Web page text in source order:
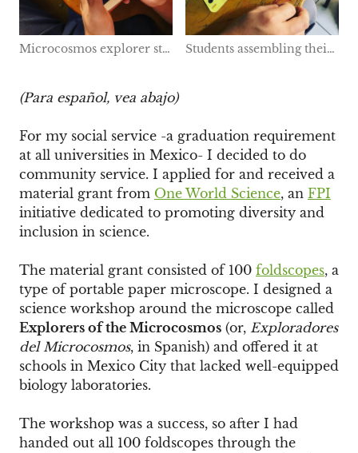
Microcosmos explorer student using their cellphone to capture a photograph of a prepared rhizome slide through the Foldscope. Students assembling their own Foldscope during the workshop.
(Para español, vea abajo)
For my social service -a graduation requirement
at all universities in Mexico- I decided to do
community service. I applied for and received a
material grant from One World Science, an FPI
initiative dedicated to promoting diversity and
inclusion in science.
The material grant consisted of 100 foldscopes, a
type of portable paper microscope. I designed a
science workshop around the microscope called
Explorers of the Microcosmos (or, Exploradores
del Microcosmos, in Spanish) and offered it at
schools in Mexico City that lacked well-equipped
biology laboratories.
The workshop was a success, so after I had
handed out all 100 foldscopes through the